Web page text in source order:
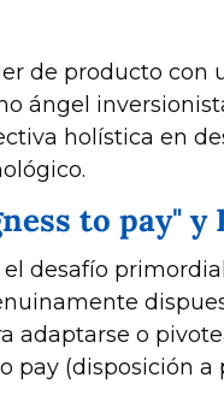
de producto con
ángel
holística en
to pay"
desafío
adaptarse o
(disposición